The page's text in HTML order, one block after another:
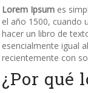
Lorem Ipsum es
el año 1500, cuando
hacer un libro de
esencialmente igual
recientemente con
¿Por qué